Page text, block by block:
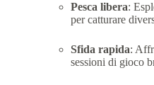
Pesca libera:
per catturare
Sfida rapida:
sessioni di gioco